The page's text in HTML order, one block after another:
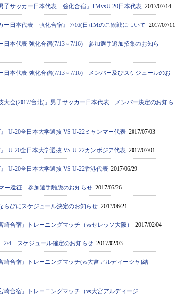
子サッカー日本代表 強化合宿』TMvsU-20日本代表 2017/07/14
ー日本代表 強化合宿』 7/16(日)TMのご観戦について 2017/07/11
日本代表 強化合宿(7/13～7/16) 参加選手追加招集のお知ら
日本代表 強化合宿(7/13～7/16) メンバー及びスケジュールのお
大会(2017/台北)」男子サッカー日本代表 メンバー決定のお知ら
』 U-20全日本大学選抜 VS U-22ミャンマー代表 2017/07/03
』 U-20全日本大学選抜 VS U-22カンボジア代表 2017/07/01
』 U-20全日本大学選抜 VS U-22香港代表 2017/06/29
ー遠征 参加選手離脱のお知らせ 2017/06/26
らびにスケジュール決定のお知らせ 2017/06/21
合宿」トレーニングマッチ（vsセレッソ大阪） 2017/02/04
2/4 スケジュール確定のお知らせ 2017/02/03
崎合宿」トレーニングマッチ(vs大宮アルディージャ)結
崎合宿」トレーニングマッチ（vs大宮アルディージ